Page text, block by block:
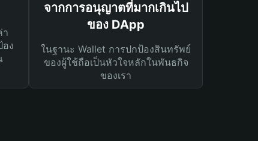
า
ง
จากการอนุญาตที่มากเกินไป
ของ DApp
ในฐานะ Wallet การปกป้องสินทรัพย์
ของผู้ใช้ถือเป็นหัวใจหลักในพันธกิจ
ของเรา